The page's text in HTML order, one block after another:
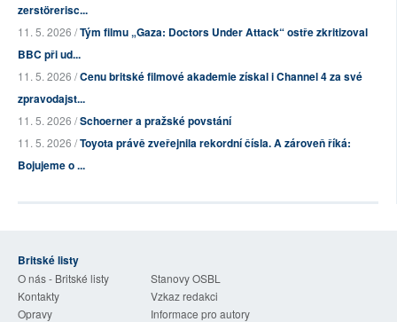
zerstörerisc...
11. 5. 2026 /Tým filmu „Gaza: Doctors Under Attack“ ostře zkritizoval
BBC při ud...
11. 5. 2026 /Cenu britské filmové akademie získal i Channel 4 za své
zpravodajst...
11. 5. 2026 /Schoerner a pražské povstání
11. 5. 2026 /Toyota právě zveřejnila rekordní čísla. A zároveň říká:
Bojujeme o ...
Britské listy
O nás - Britské listy
Stanovy OSBL
Kontakty
Vzkaz redakci
Opravy
Informace pro autory